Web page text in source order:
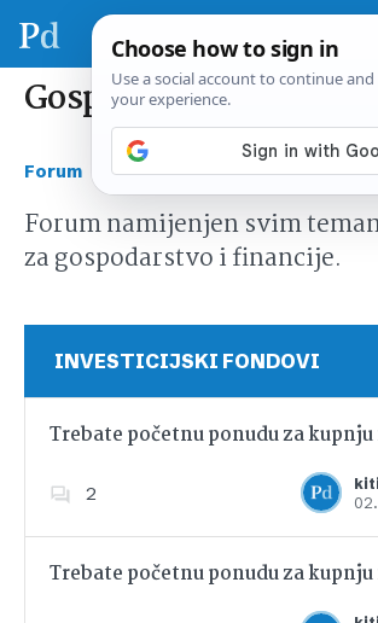
Gospodarstvo i
Forum Gospodarstvo i financije
Forum namijenjen svim
za gospodarstvo i financije.
INVESTICIJSKI FONDOVI
Trebate početnu ponudu za
2
Dodajte u
Trebate početnu ponudu za